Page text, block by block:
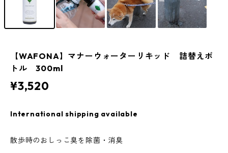
【WAFONA】マナーウォーターリキッド 詰替えボ
トル 300ml
¥3,520
International shipping available
散歩時のおしっこ臭を除菌・消臭